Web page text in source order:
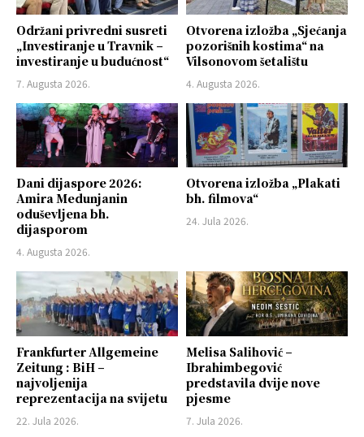
Održani privredni susreti
„Investiranje u Travnik –
investiranje u budućnost“
7. Augusta 2026.
Otvorena izložba „Sjećanja
pozorišnih kostima“ na
Vilsonovom šetalištu
4. Augusta 2026.
Dani dijaspore 2026:
Amira Medunjanin
oduševljena bh.
dijasporom
4. Augusta 2026.
Otvorena izložba „Plakati
bh. filmova“
24. Jula 2026.
Frankfurter Allgemeine
Zeitung : BiH –
najvoljenija
reprezentacija na svijetu
22. Jula 2026.
Melisa Salihović –
Ibrahimbegović
predstavila dvije nove
pjesme
7. Jula 2026.